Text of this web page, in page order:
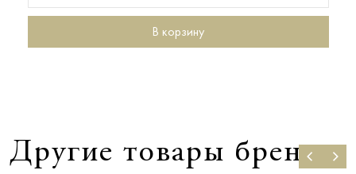
В корзину
Другие товары бренда